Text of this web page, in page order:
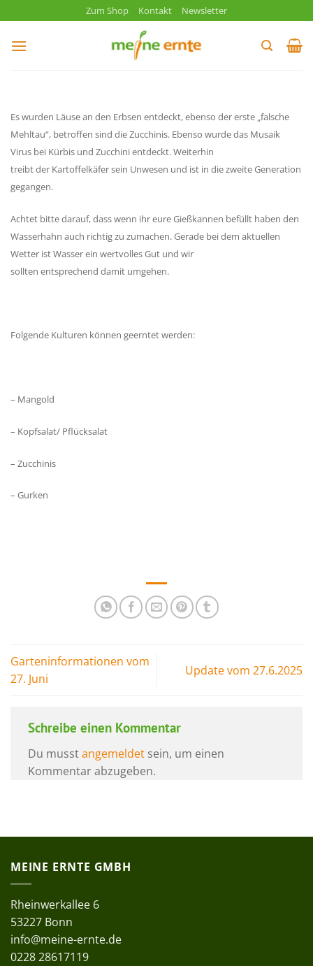
Inhalt
springen
Zum Shop Kontakt Newsletter
Es wurden Läuse an den Erbsen entdeckt, ebenso der erste „falsche
Mehltau“, betroffen sind die Zucchinis. Ebenso wurde das Musaik
Virus bei Kürbis und Zucchini entdeckt. Weiterhin
treibt der Kartoffelkäfer sein Unwesen und ist in die zweite Generation
gegangen.
Achtet bitte darauf, dass wenn ihr eure Gießkannen befüllt haben den
Wasserhahn auch richtig zu zumachen. Gerade bei dem aktuellen
Wetter ist Wasser ein wertvolles Gut und wir
sollten entsprechend damit umgehen.
Folgende Kulturen können geerntet werden:
– Mangold
– Kopfsalat/ Pflücksalat
– Zucchinis
– Gurken
Garteninformationen vom
27. Juni
Update vom 27.6.2025
Schreibe einen Kommentar
Du musstangemeldet sein, um einen
Kommentar abzugeben.
MEINE ERNTE GMBH
Rheinwerkallee 6
53227 Bonn
info@meine-ernte.de
0228 28617119